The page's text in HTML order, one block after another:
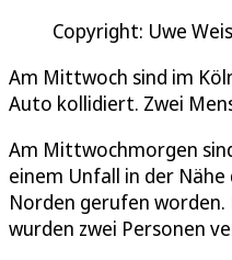
Copyright: Uwe
Am Mittwoch sind im
Auto kollidiert. Zwei
Am Mittwochmorgen
einem Unfall in der
Norden gerufen
wurden zwei Personen